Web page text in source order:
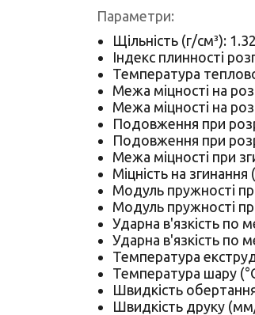
Параметри:
Щільність (г/см³):
Індекс плинності
Температура
Межа міцності на
Межа міцності на
Подовження при
Подовження при
Межа міцності при
Міцність на
Модуль пружності
Модуль пружності
Ударна в'язкість по
Ударна в'язкість по
Температура
Температура шару
Швидкість
Швидкість друку